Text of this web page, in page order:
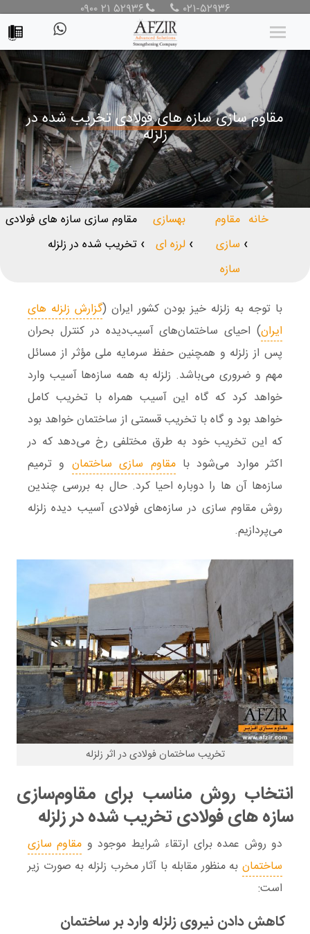
۰۲۱-۵۲۹۳۶ ۰۹۰۰ ۲۱ ۵۲۹۳۶
مقاوم‌ سازی سازه های فولادی تخریب شده در
زلزله
خانه
❯
مقاوم
سازی
سازه
❯
بهسازی
لرزه ای
❯
مقاوم‌ سازی سازه های فولادی
تخریب شده در زلزله
با توجه به زلزله‌ خیز بودن کشور ایران (گزارش زلزله های
ایران) احیای ساختمان‌های آسیب‌دیده در کنترل بحران
پس از زلزله و همچنین حفظ سرمایه ملی مؤثر از مسائل
مهم و ضروری می‌باشد. زلزله به همه سازه‌ها آسیب وارد
خواهد کرد که گاه این آسیب همراه با تخریب کامل
خواهد بود و گاه با تخریب قسمتی از ساختمان خواهد بود
که این تخریب خود به طرق مختلفی رخ می‌دهد که در
اکثر موارد می‌شود بامقاوم سازی ساختمان و ترمیم
سازه‌ها آن ها را دوباره احیا کرد. حال به بررسی چندین
روش مقاوم‌ سازی در سازه‌های فولادی آسیب‌ دیده زلزله
می‌پردازیم.
تخریب ساختمان فولادی در اثر زلزله
انتخاب روش مناسب برای مقاوم‌سازی
سازه های فولادی تخریب شده در زلزله
دو روش عمده برای ارتقاء شرایط موجود و مقاوم سازی
ساختمان به منظور مقابله با آثار مخرب زلزله به صورت زیر
است:
کاهش دادن نیروی زلزله وارد بر ساختمان